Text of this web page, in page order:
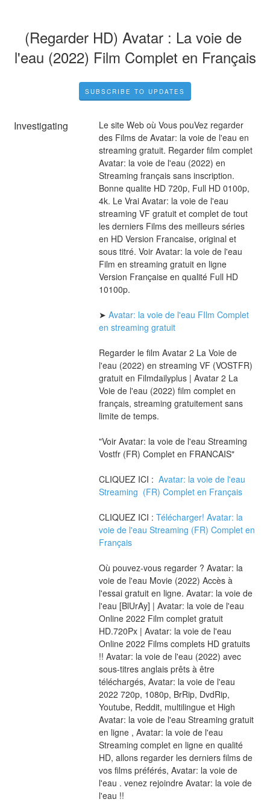
(Regarder HD) Avatar : La voie de
l'eau (2022) Film Complet en Français
SUBSCRIBE TO UPDATES
Investigating
Le site Web où Vous pouVez regarder
des Films de Avatar: la voie de l'eau en
streaming gratuit. Regarder film complet
Avatar: la voie de l'eau (2022) en
Streaming français sans inscription.
Bonne qualite HD 720p, Full HD 0100p,
4k. Le Vrai Avatar: la voie de l'eau
streaming VF gratuit et complet de tout
les derniers Films des meilleurs séries
en HD Version Francaise, original et
sous titré. Voir Avatar: la voie de l'eau
Film en streaming gratuit en ligne
Version Française en qualité Full HD
10100p.
➤ Avatar: la voie de l'eau FIlm Complet
en streaming gratuit
Regarder le film Avatar 2 La Voie de
l'eau (2022) en streaming VF (VOSTFR)
gratuit en Filmdailyplus | Avatar 2 La
Voie de l'eau (2022) film complet en
français, streaming gratuitement sans
limite de temps.
"Voir Avatar: la voie de l'eau Streaming
Vostfr (FR) Complet en FRANCAIS"
CLIQUEZ ICI : Avatar: la voie de l'eau
Streaming  (FR) Complet en Français
CLIQUEZ ICI : Télécharger! Avatar: la
voie de l'eau Streaming (FR) Complet en
Français
Où pouvez-vous regarder ? Avatar: la
voie de l'eau Movie (2022) Accès à
l'essai gratuit en ligne. Avatar: la voie de
l'eau [BlUrAy] | Avatar: la voie de l'eau
Online 2022 Film complet gratuit
HD.720Px | Avatar: la voie de l'eau
Online 2022 Films complets HD gratuits
!! Avatar: la voie de l'eau (2022) avec
sous-titres anglais prêts à être
téléchargés, Avatar: la voie de l'eau
2022 720p, 1080p, BrRip, DvdRip,
Youtube, Reddit, multilingue et High
Avatar: la voie de l'eau Streaming gratuit
en ligne , Avatar: la voie de l'eau
Streaming complet en ligne en qualité
HD, allons regarder les derniers films de
vos films préférés, Avatar: la voie de
l'eau . venez rejoindre Avatar: la voie de
l'eau !!